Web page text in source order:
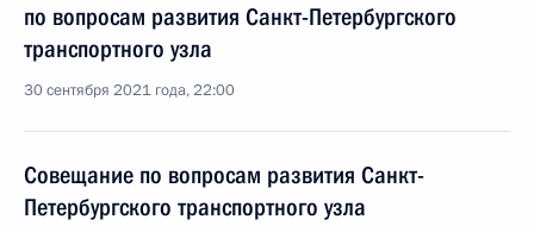
по вопросам развития Санкт-Петербургского
транспортного узла
30 сентября 2021 года, 22:00
Совещание по вопросам развития Санкт-
Петербургского транспортного узла